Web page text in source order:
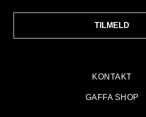
KONTAKT
GAFFA SHOP
TILMELD